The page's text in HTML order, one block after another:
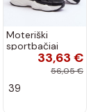
Moteriški
sportbačiai
juodos spalvos
33,63 €
56,05 €
39